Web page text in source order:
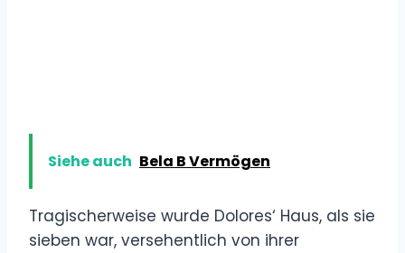
Siehe auch Bela B Vermögen
Tragischerweise wurde Dolores‘ Haus, als sie
sieben war, versehentlich von ihrer